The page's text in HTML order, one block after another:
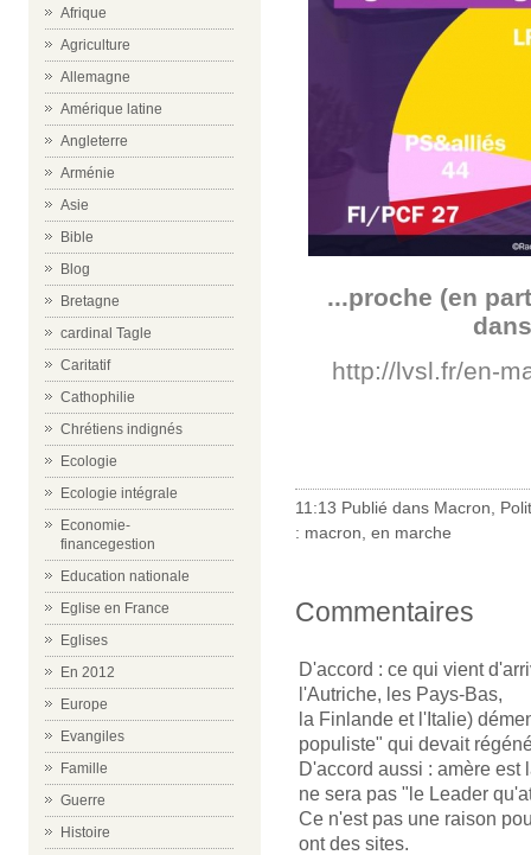
Afrique
Agriculture
Allemagne
Amérique latine
Angleterre
Arménie
Asie
Bible
Blog
Bretagne
cardinal Tagle
Caritatif
Cathophilie
Chrétiens indignés
Ecologie
Ecologie intégrale
Economie-
financegestion
Education nationale
Eglise en France
Eglises
En 2012
Europe
Evangiles
Famille
Guerre
Histoire
...proche (en
dans
http://lvsl.fr/en-
11:13 Publié dans Macron
: macron en marche
Commentaires
D'accord : ce qui vient
l'Autriche, les Pays-Bas,
la Finlande et l'Italie)
populiste" qui devait
D'accord aussi : amère est
ne sera pas "le Leader
Ce n'est pas une raison
ont des sites.